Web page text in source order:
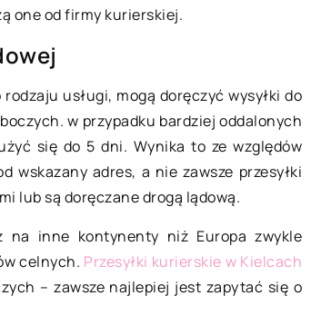
one od firmy kurierskiej.
usługi, mogą doręczyć wysyłki do
w przypadku bardziej oddalonych
się do 5 dni. Wynika to ze względów
wskazany adres, a nie zawsze przesyłki
lub są doręczane drogą lądową.
na inne kontynenty niż Europa zwykle
celnych. Przesyłki kurierskie w Kielcach
– zawsze najlepiej jest zapytać się o
04 listopada 2018
Niedrogie wyposażenie,
styl Twojej łazience
Naszej łazience możemy
na wiele różnych sposobów.